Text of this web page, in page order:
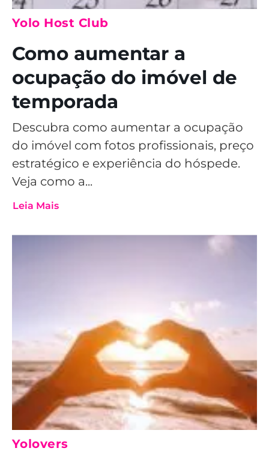
Yolo Host Club
Como aumentar a
ocupação do imóvel de
temporada
Descubra como aumentar a ocupação
do imóvel com fotos profissionais, preço
estratégico e experiência do hóspede.
Veja como a...
Leia Mais
Yolovers